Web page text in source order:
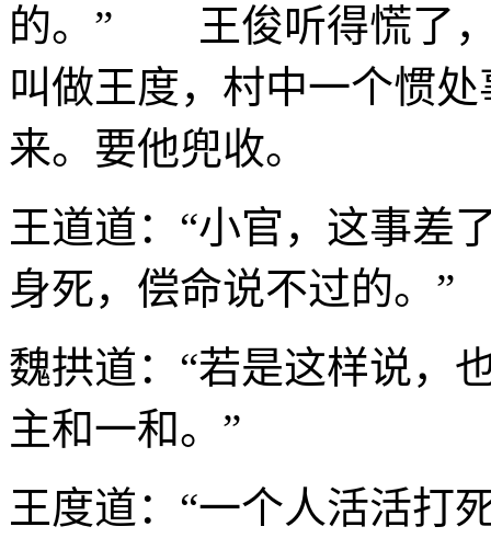
的。” 王俊听得慌了，
叫做王度，村中一个惯
来。要他兜收。
王道道：“小官，这事差
身死，偿命说不过的。”
魏拱道：“若是这样说，
主和一和。”
王度道：“一个人活活打